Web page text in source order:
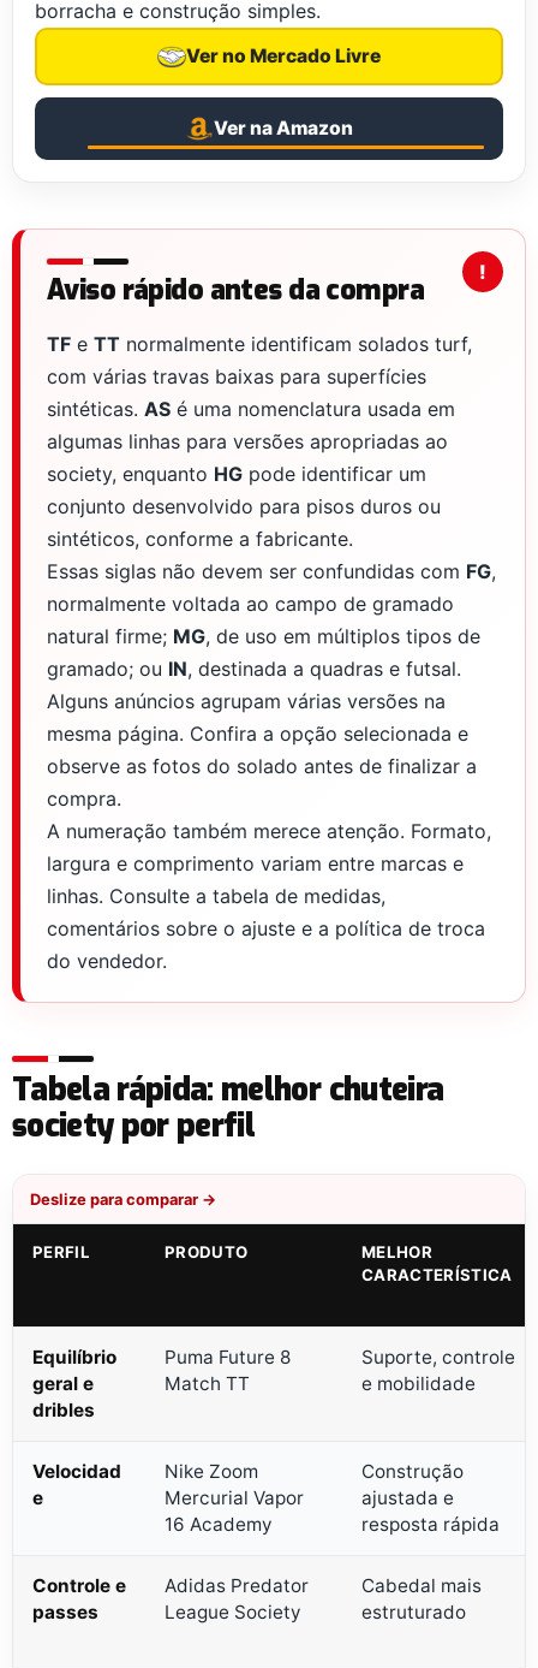
borracha e construção simples.
Ver no Mercado Livre
Ver na Amazon
Aviso rápido antes da compra
TF e TT normalmente identificam solados turf,
com várias travas baixas para superfícies
sintéticas. AS é uma nomenclatura usada em
algumas linhas para versões apropriadas ao
society, enquanto HG pode identificar um
conjunto desenvolvido para pisos duros ou
sintéticos, conforme a fabricante.
Essas siglas não devem ser confundidas com FG,
normalmente voltada ao campo de gramado
natural firme; MG, de uso em múltiplos tipos de
gramado; ou IN, destinada a quadras e futsal.
Alguns anúncios agrupam várias versões na
mesma página. Confira a opção selecionada e
observe as fotos do solado antes de finalizar a
compra.
A numeração também merece atenção. Formato,
largura e comprimento variam entre marcas e
linhas. Consulte a tabela de medidas,
comentários sobre o ajuste e a política de troca
do vendedor.
Tabela rápida: melhor chuteira
society por perfil
Deslize para comparar →
PERFIL PRODUTO
MELHOR
CARACTERÍSTICA
Equilíbrio
geral e
dribles
Puma Future 8
Match TT
Suporte, controle
e mobilidade
Velocidad
e
Nike Zoom
Mercurial Vapor
16 Academy
Construção
ajustada e
resposta rápida
Controle e
passes
Adidas Predator
League Society
Cabedal mais
estruturado